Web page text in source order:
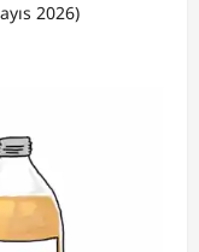
2026)